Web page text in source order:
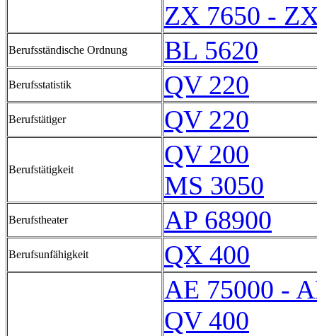
ZX 7650 -
Berufsständische Ordnung BL 5620
Berufsstatistik QV 220
Berufstätiger QV 220
Berufstätigkeit
QV 200
MS 3050
Berufstheater AP 68900
Berufsunfähigkeit QX 400
AE 75000 -
QV 400